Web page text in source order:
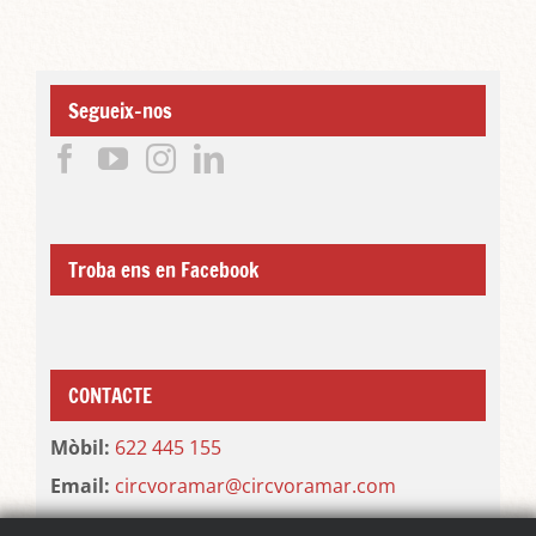
Segueix-nos
Troba ens en Facebook
CONTACTE
Mòbil: 622 445 155
Email: circvoramar@circvoramar.com